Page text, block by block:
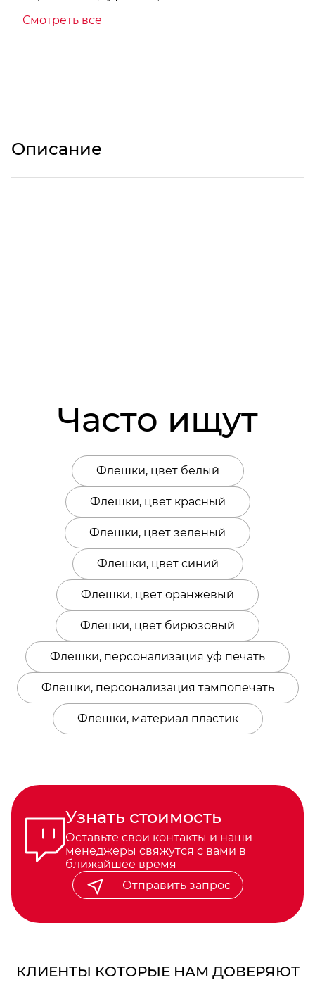
Смотреть все
Описание
Часто ищут
Флешки, цвет белый
Флешки, цвет красный
Флешки, цвет зеленый
Флешки, цвет синий
Флешки, цвет оранжевый
Флешки, цвет бирюзовый
Флешки, персонализация уф печать
Флешки, персонализация тампопечать
Флешки, материал пластик
Узнать стоимость
Оставьте свои контакты и наши
менеджеры свяжутся с вами в
ближайшее время
Отправить запрос
КЛИЕНТЫ КОТОРЫЕ НАМ ДОВЕРЯЮТ